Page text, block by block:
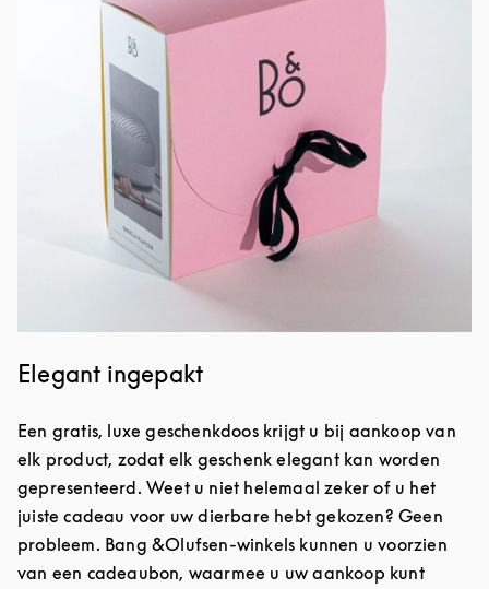
Elegant ingepakt
Een gratis, luxe geschenkdoos krijgt u bij aankoop van
elk product, zodat elk geschenk elegant kan worden
gepresenteerd. Weet u niet helemaal zeker of u het
juiste cadeau voor uw dierbare hebt gekozen? Geen
probleem. Bang &Olufsen-winkels kunnen u voorzien
van een cadeaubon, waarmee u uw aankoop kunt